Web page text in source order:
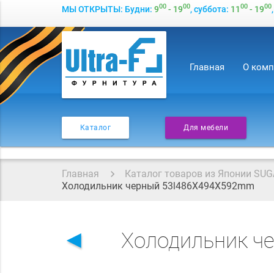
МЫ ОТКРЫТЫ: Будни: 900- 1900, суббота: 1100- 1900
Главная О
Каталог Для мебели
Главная Каталог товаров из Японии
Холодильник черный 53l486X494X592mm
◄ Холодильник